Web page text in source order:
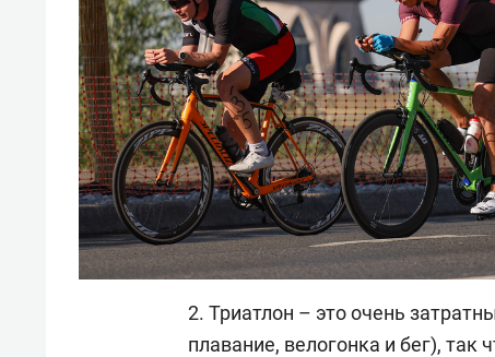
2. Триатлон – это очень
плавание, велогонка и бег), так